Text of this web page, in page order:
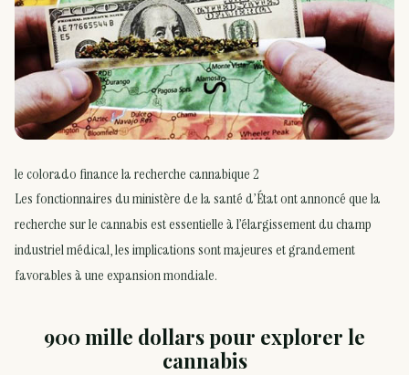
le colorado finance la recherche cannabique 2
Les fonctionnaires du ministère de la santé d’État ont annoncé que la
recherche sur le cannabis est essentielle à l’élargissement du champ
industriel médical, les implications sont majeures et grandement
favorables à une expansion mondiale.
900 mille dollars pour explorer le
cannabis